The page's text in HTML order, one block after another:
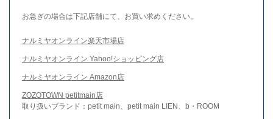
お急ぎの場合は下記店舗にて、お買い求めください。
ナルミヤオンライン楽天市場店
ナルミヤオンライン Yahoo!ショッピング店
ナルミヤオンライン Amazon店
ZOZOTOWN petitmain店
取り扱いブランド：petit main、petit main LIEN、b・ROOM